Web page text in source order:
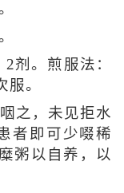
剂。煎服法：
。
之，未见拒水
者即可少啜稀
粥以自养，以